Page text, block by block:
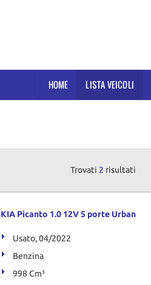
HOME LISTA VEICOLI
Trovati 2 risultati
KIA Picanto 1.0 12V 5 porte Urban
Usato, 04/2022
Benzina
998 Cm³